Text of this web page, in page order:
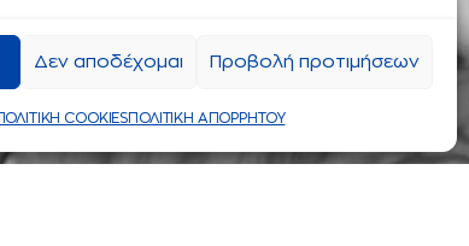
Δεν αποδέχομαι Προβολή προτιμήσεων
COOKIESΠΟΛΙΤΙΚΗ ΑΠΟΡΡΗΤΟΥ